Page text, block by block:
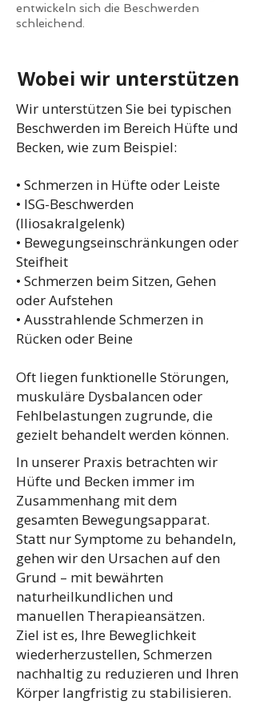
entwickeln sich die Beschwerden
schleichend.
Wobei wir unterstützen
Wir unterstützen Sie bei typischen
Beschwerden im Bereich Hüfte und
Becken, wie zum Beispiel:
• Schmerzen in Hüfte oder Leiste
• ISG-Beschwerden
(Iliosakralgelenk)
• Bewegungseinschränkungen oder
Steifheit
• Schmerzen beim Sitzen, Gehen
oder Aufstehen
• Ausstrahlende Schmerzen in
Rücken oder Beine
Oft liegen funktionelle Störungen,
muskuläre Dysbalancen oder
Fehlbelastungen zugrunde, die
gezielt behandelt werden können.
In unserer Praxis betrachten wir
Hüfte und Becken immer im
Zusammenhang mit dem
gesamten Bewegungsapparat.
Statt nur Symptome zu behandeln,
gehen wir den Ursachen auf den
Grund – mit bewährten
naturheilkundlichen und
manuellen Therapieansätzen.
Ziel ist es, Ihre Beweglichkeit
wiederherzustellen, Schmerzen
nachhaltig zu reduzieren und Ihren
Körper langfristig zu stabilisieren.